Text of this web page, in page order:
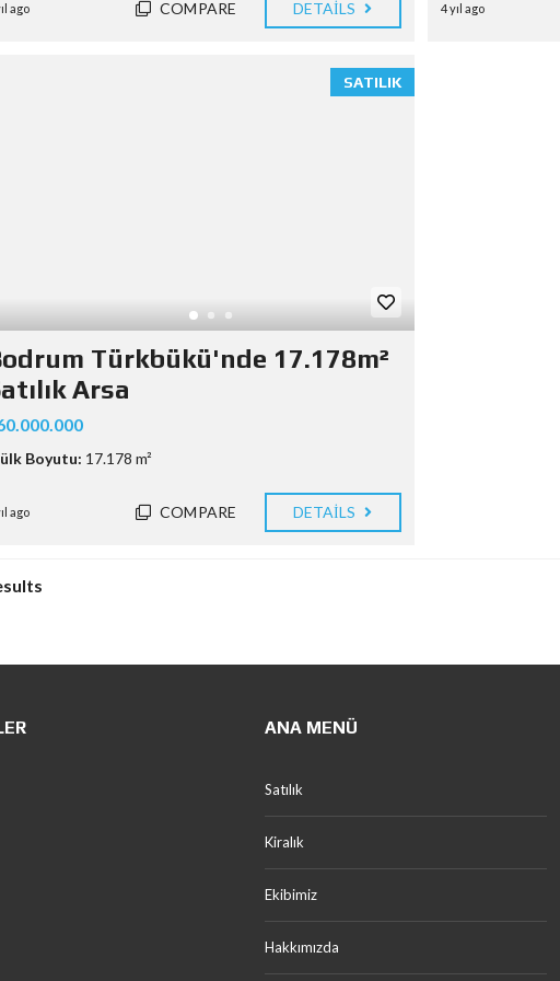
ago COMPARE DETAILS 4 yıl ago
SATILIK
Türkbükü'nde 17.178m²
Arsa
Boyutu: 17.178 m²
ago COMPARE DETAILS
ANA MENÜ
Satılık
Kiralık
Ekibimiz
Hakkımızda